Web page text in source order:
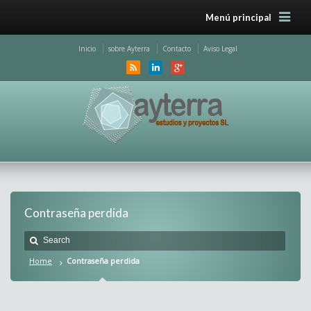
Menú principal
Inicio sobre Ayterra Contacto Aviso Legal
Contraseña perdida
Home Contraseña perdida